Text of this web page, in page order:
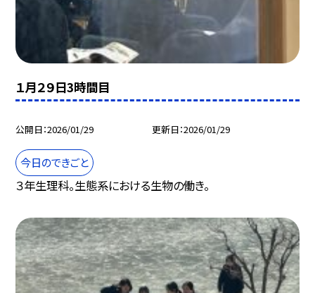
１月２９日3時間目
公開日 2026/01/29 更新日 2026/01/29
今日のできごと
３年生理科。生態系における生物の働き。